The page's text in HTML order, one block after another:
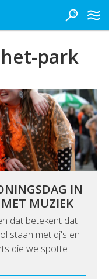
het-park
IN
MUZIEK
dat betekent dat
staan met dj's en
die we spotte